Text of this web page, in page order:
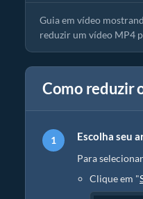
Guia em vídeo
reduzir um vídeo MP4
Como reduzir
Escolha seu
Para
Clique em "